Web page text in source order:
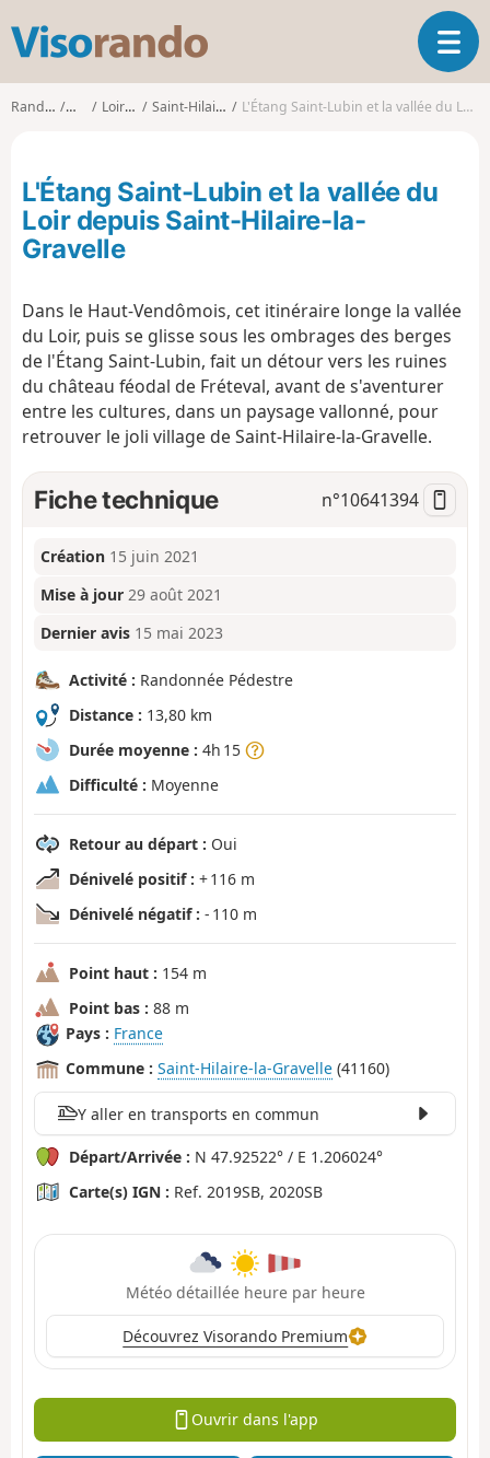
s
o
d
o
O
u
i
g
Randonnées CentreLoir-et-Cher Saint-Hilaire-la-Gravelle L'Étang Saint-Lubin et la vallée du Loir depuis Saint-Hilaire-la-Gravelle
L'Étang Saint-Lubin et la vallée du
Loir depuis Saint-Hilaire-la-
Gravelle
Dans le Haut-Vendômois, cet itinéraire longe la vallée
du Loir, puis se glisse sous les ombrages des berges
de l'Étang Saint-Lubin, fait un détour vers les ruines
du château féodal de Fréteval, avant de s'aventurer
entre les cultures, dans un paysage vallonné, pour
retrouver le joli village de Saint-Hilaire-la-Gravelle.
Fiche technique n°10641394
Création 15 juin 2021
Mise à jour 29 août 2021
Dernier avis 15 mai 2023
Activité : Randonnée Pédestre
Distance : 13,80 km
Durée moyenne : 4h 15
Difficulté : Moyenne
Retour au départ : Oui
Dénivelé positif : + 116 m
Dénivelé négatif : - 110 m
Point haut : 154 m
Point bas : 88 m
Pays : France
Commune : Saint-Hilaire-la-Gravelle (41160)
Y aller en transports en commun
Départ/Arrivée : N 47.92522° / E 1.206024°
Carte(s) IGN : Ref. 2019SB, 2020SB
Météo détaillée heure par heure
Découvrez Visorando Premium
Ouvrir dans l'app